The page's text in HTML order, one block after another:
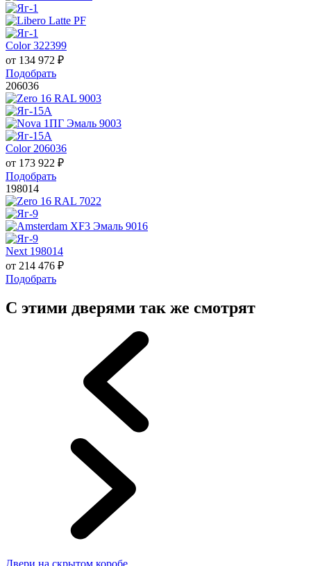
Color 322399
от 134 972 ₽
Подобрать
206036
Color 206036
от 173 922 ₽
Подобрать
198014
Next 198014
от 214 476 ₽
Подобрать
С этими дверями так же смотрят